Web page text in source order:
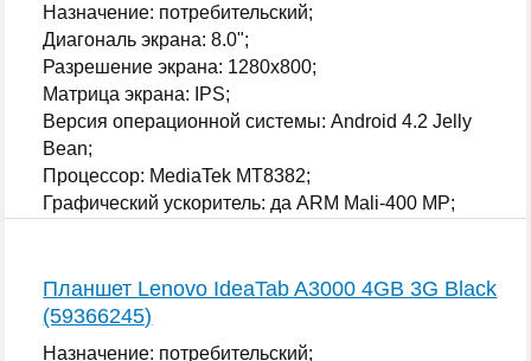
Назначение: потребительский;
Диагональ экрана: 8.0";
Разрешение экрана: 1280x800;
Матрица экрана: IPS;
Версия операционной системы: Android 4.2 Jelly
Bean;
Процессор: MediaTek MT8382;
Графический ускоритель: да ARM Mali-400 MP;
Планшет Lenovo IdeaTab A3000 4GB 3G Black
(59366245)
Назначение: потребительский;